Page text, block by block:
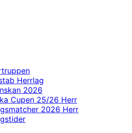
Herrlag
2026
Cupen 25/26 Herr
2026 Herr